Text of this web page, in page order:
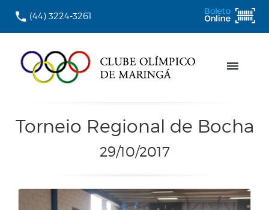
(44) 3224-3261
Torneio Regional de Bocha
29/10/2017